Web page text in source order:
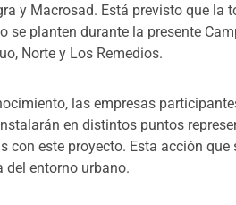
y Macrosad. Está previsto que la
se planten durante la presente
Norte y Los Remedios.
las empresas
en distintos puntos
con este proyecto. Esta acción
entorno urbano.